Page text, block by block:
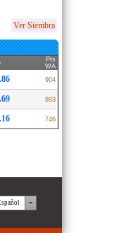
Ver Siembra
Pts
WA
904
893
746